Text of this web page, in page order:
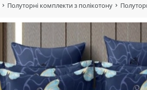
Полуторні комплекти з полікотону